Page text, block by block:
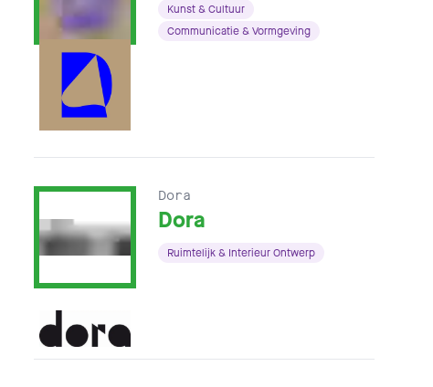
Kunst & Cultuur
Communicatie & Vormgeving
Dora
Dora
Ruimtelijk & Interieur Ontwerp